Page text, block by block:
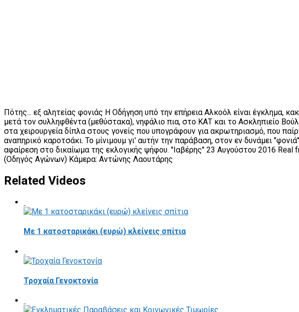
Πότης... εξ αλητείας φονιάς Η Οδήγηση υπό την επήρεια Αλκοόλ είναι έγκλημα,
μετά τον συλληφθέντα (μεθύστακα), νηφάλιο πια, στο ΚΑΤ και το Ασκληπιείο
στα χειρουργεία δίπλα στους γονείς που υπογράφουν για ακρωτηριασμό, που
αναπηρικό καροτσάκι. Το μίνιμουμ γι' αυτήν την παράβαση, στον εν δυνάμει
αφαίρεση στο δικαίωμα της εκλογικής ψήφου. ''Ιαβέρης'' 23 Αυγούστου 2016
(Οδηγός Αγώνων) Κάμερα: Αντώνης Λαουτάρης
Related Videos
Με 1 κατοσταρικάκι (ευρώ) κλείνεις σπίτια
Τροχαία Γενοκτονία